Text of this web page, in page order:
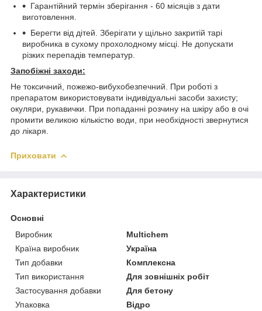
Гарантійний термін зберігання - 60 місяців з дати
виготовлення.
Берегти від дітей. Зберігати у щільно закритій тарі
виробника в сухому прохолодному місці. Не допускати
різких перепадів температур.
Запобіжні заходи:
Не токсичний, пожежо-вибухобезпечний. При роботі з
препаратом використовувати індивідуальні засоби захисту;
окуляри, рукавички. При попаданні розчину на шкіру або в очі
промити великою кількістю води, при необхідності звернутися
до лікаря.
Приховати
Характеристики
Основні
Виробник
Multichem
Країна виробник
Україна
Тип добавки
Комплексна
Тип використання
Для зовнішніх робіт
Застосування добавки
Для бетону
Упаковка
Відро